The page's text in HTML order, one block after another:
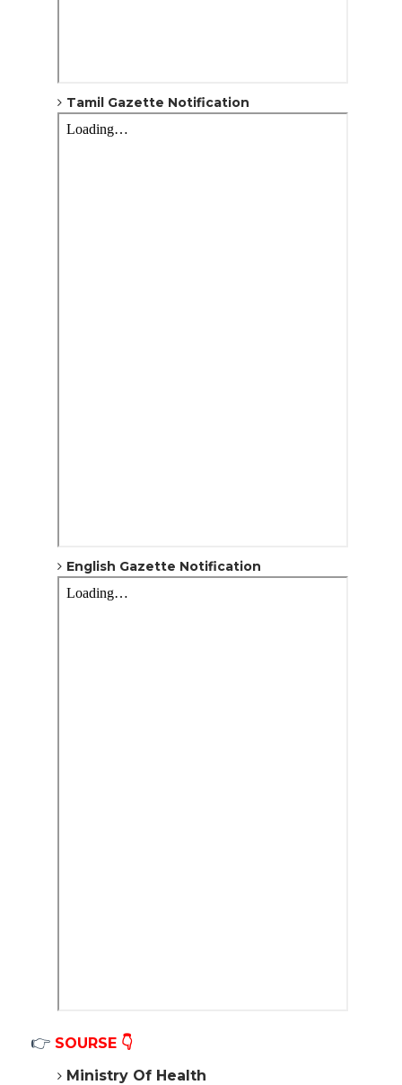
Tamil Gazette Notification
English Gazette Notification
👉 SOURSE 👇
Ministry Of Health